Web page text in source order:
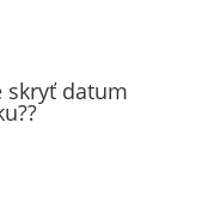
skryť datum